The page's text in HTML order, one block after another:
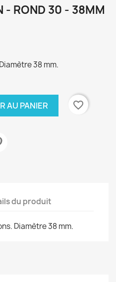
- ROND 30 - 38MM
38 mm.
AU PANIER favorite_border
du produit
Diamètre 38 mm.